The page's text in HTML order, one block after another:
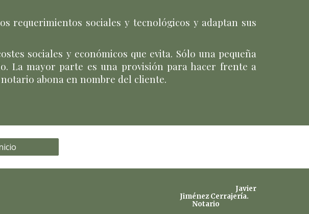
requerimientos sociales y tecnológicos y adaptan sus
sociales y económicos que evita. Sólo una pequeña
La mayor parte es una provisión para hacer frente a
abona en nombre del cliente.
Javier
Jiménez Cerrajería.
Notario